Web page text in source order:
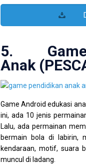
5.
Anak
Game Android edukasi
ini, ada 10 jenis
Lalu, ada permainan
bermain bola di labirin,
kendaraan, motif, suara
muncul di ladang.